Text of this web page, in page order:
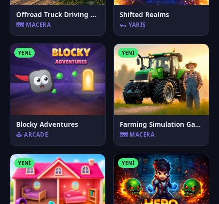
Offroad Truck Driving Game
🗺️ MACERA
Shifted Realms
🏎️ YARIŞ
YENI
Blocky Adventures
🕹️ ARCADE
YENI
Farming Simulation Game
🗺️ MACERA
YENI YENI